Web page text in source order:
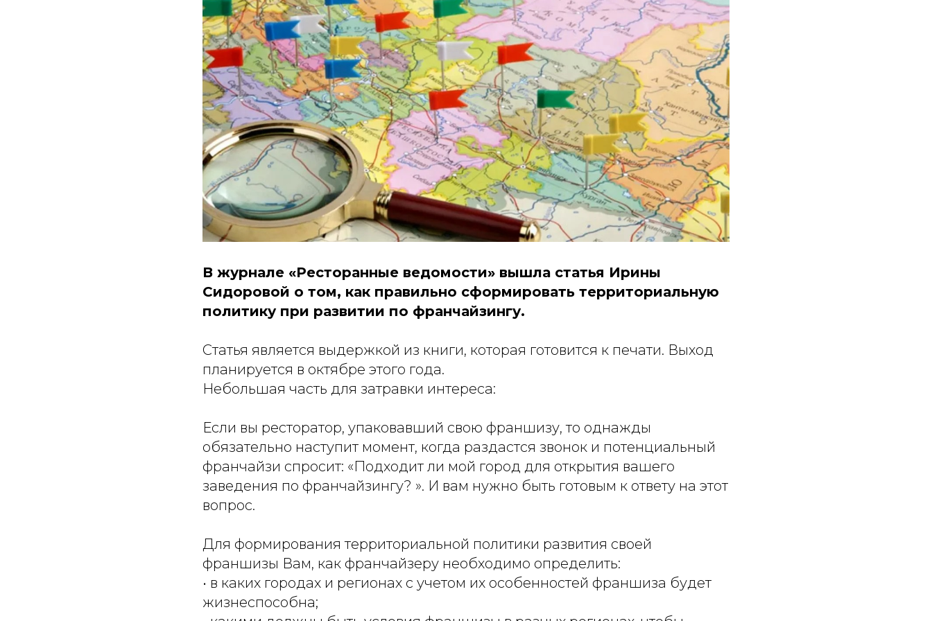
В журнале «Ресторанные ведомости» вышла статья Ирины
Сидоровой о том, как правильно сформировать территориальную
политику при развитии по франчайзингу.
Статья является выдержкой из книги, которая готовится к печати. Выход
планируется в октябре этого года.
Небольшая часть для затравки интереса:
Если вы ресторатор, упаковавший свою франшизу, то однажды
обязательно наступит момент, когда раздастся звонок и потенциальный
франчайзи спросит: «Подходит ли мой город для открытия вашего
заведения по франчайзингу? ». И вам нужно быть готовым к ответу на этот
вопрос.
Для формирования территориальной политики развития своей
франшизы Вам, как франчайзеру необходимо определить:
• в каких городах и регионах с учетом их особенностей франшиза будет
жизнеспособна;